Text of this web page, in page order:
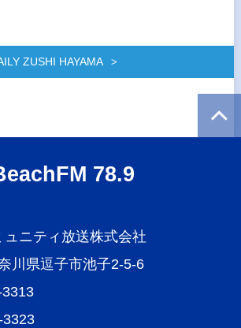
ZUSHI HAYAMA
78.9
ニティ放送株式会社
川県逗子市池子2-5-6
3323